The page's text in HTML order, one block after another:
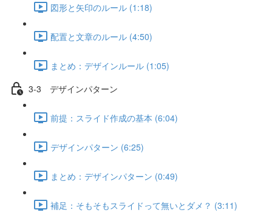
図形と矢印のルール (1:18)
配置と文章のルール (4:50)
まとめ：デザインルール (1:05)
3-3 デザインパターン
前提：スライド作成の基本 (6:04)
デザインパターン (6:25)
まとめ：デザインパターン (0:49)
補足：そもそもスライドって無いとダメ？ (3:11)